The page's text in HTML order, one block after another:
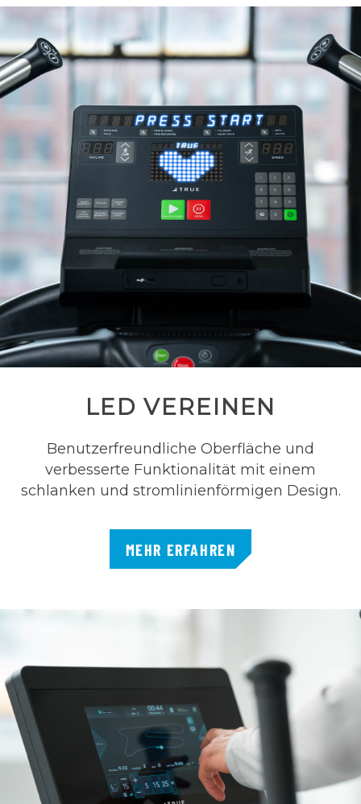
LED VEREINEN
Benutzerfreundliche Oberfläche und
verbesserte Funktionalität mit einem
schlanken und stromlinienförmigen Design.
MEHR ERFAHREN